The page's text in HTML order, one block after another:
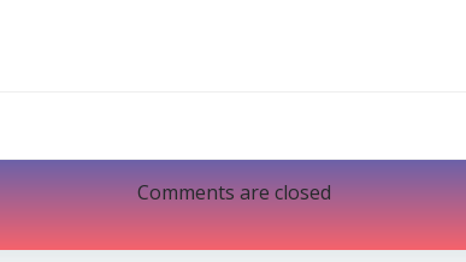
navigation
Comments are closed